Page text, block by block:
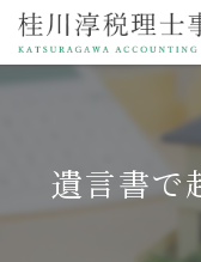
遺言書で